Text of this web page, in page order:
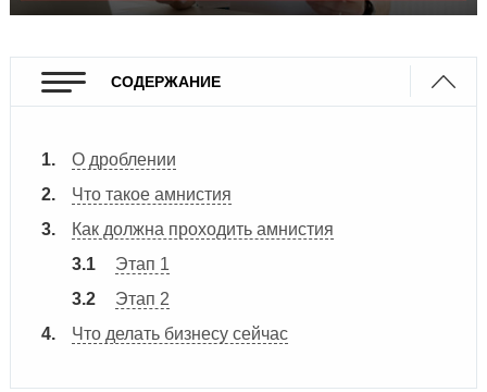
СОДЕРЖАНИЕ
О дроблении
Что такое амнистия
Как должна проходить амнистия
Этап 1
Этап 2
Что делать бизнесу сейчас